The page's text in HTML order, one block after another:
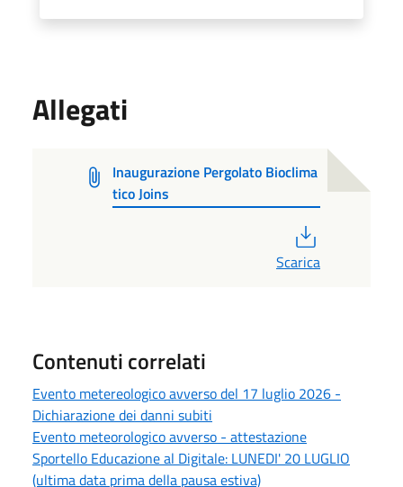
Allegati
Inaugurazione Pergolato Bioclima
tico Joins
Scarica
Contenuti correlati
Evento metereologico avverso del 17 luglio 2026 -
Dichiarazione dei danni subiti
Evento meteorologico avverso - attestazione
Sportello Educazione al Digitale: LUNEDI' 20 LUGLIO
(ultima data prima della pausa estiva)